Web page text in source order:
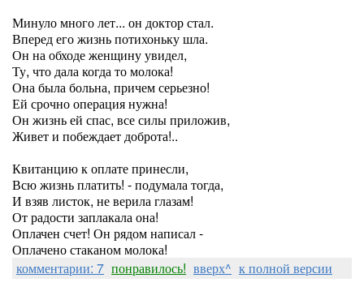
Минуло много лет... он доктор стал.
Вперед его жизнь потихоньку шла.
Он на обходе женщину увидел,
Ту, что дала когда то молока!
Она была больна, причем серьезно!
Ей срочно операция нужна!
Он жизнь ей спас, все силы приложив,
Живет и побеждает доброта!..
Квитанцию к оплате принесли,
Всю жизнь платить! - подумала тогда,
И взяв листок, не верила глазам!
От радости заплакала она!
Оплачен счет! Он рядом написал -
Оплачено стаканом молока!
комментарии: 7 понравилось! вверх^ к полной версии